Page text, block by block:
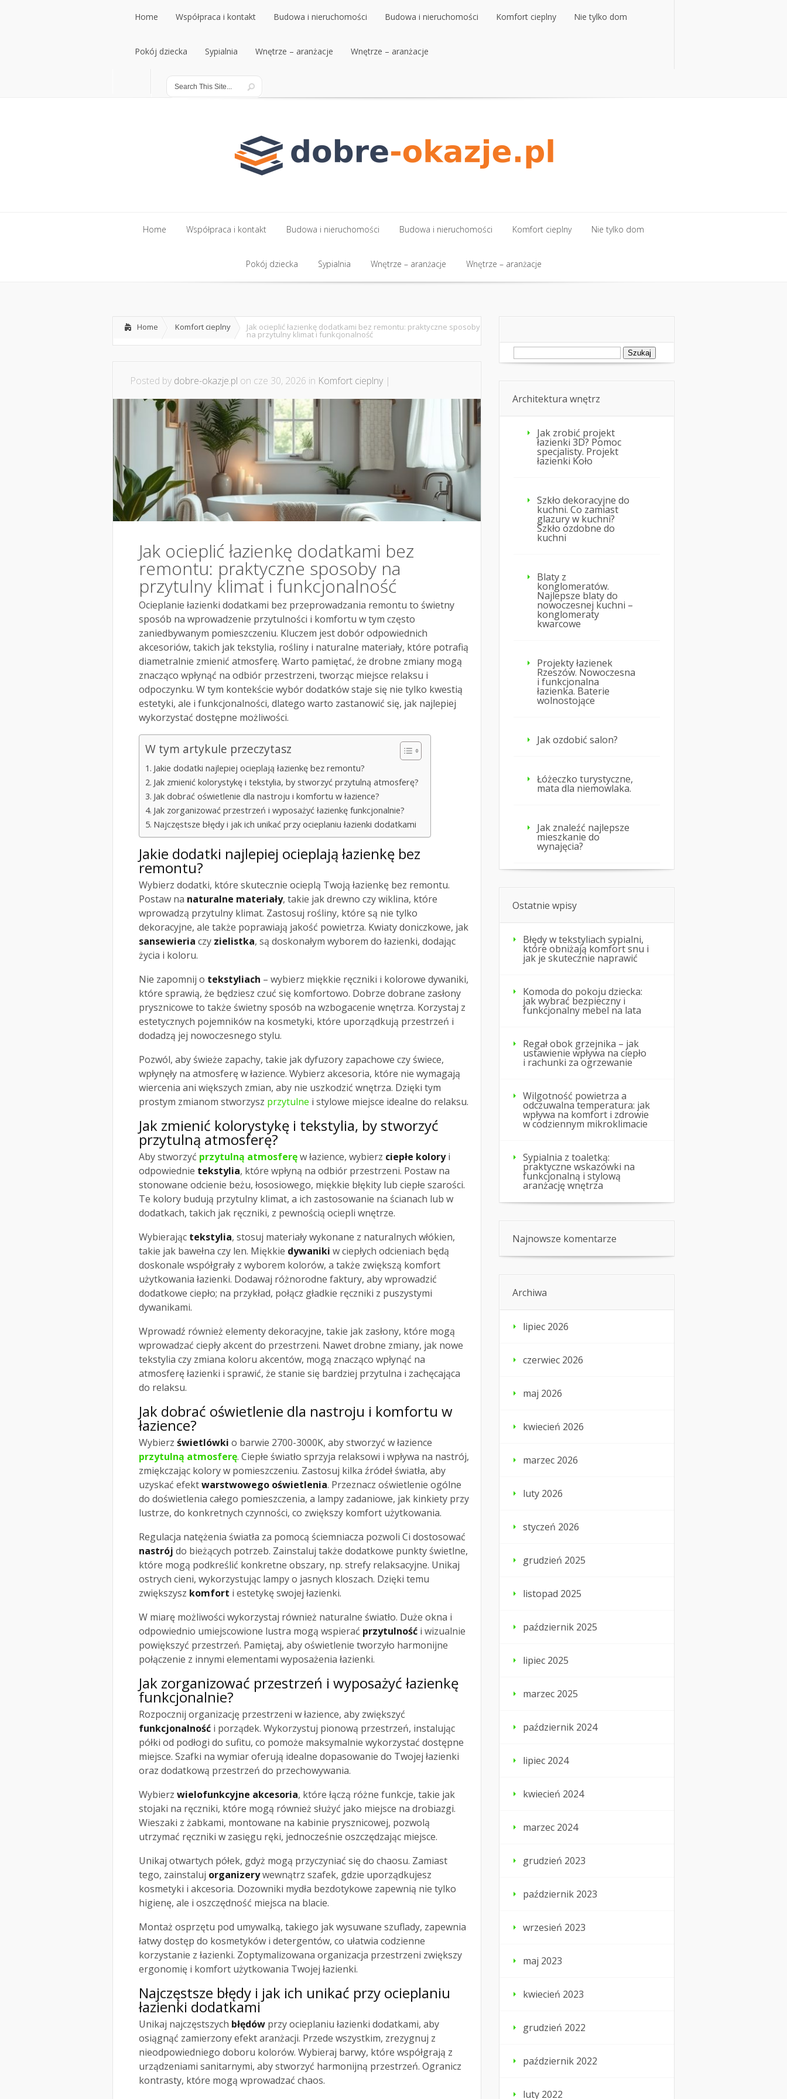
Home
Home
Współpraca i kontakt
Współpraca i kontakt
Budowa i nieruchomości
Budowa i nieruchomości
Budowa i nieruchomości
Budowa i nieruchomości
Komfort cieplny Nie tylko dom
Pokój dziecka
Pokój dziecka
Sypialnia
Sypialnia
Wnętrze – aranżacje Wnętrze – aranżacje
Home Współpraca i kontakt
Współpraca i kontakt
Budowa i nieruchomości
Budowa i nieruchomości
Budowa i nieruchomości
Budowa i nieruchomości
Komfort cieplny
Komfort cieplny
Nie tylko dom
Pokój dziecka Sypialnia Wnętrze – aranżacje Wnętrze – aranżacje
Home Komfort cieplny Jak ocieplić łazienkę dodatkami bez remontu: praktyczne sposoby
na przytulny klimat i funkcjonalność
Posted by dobre-okazje.pl on cze 30, 2026 in Komfort cieplny|
Jak ocieplić łazienkę dodatkami bez
remontu: praktyczne sposoby na
przytulny klimat i funkcjonalność
Ocieplanie łazienki dodatkami bez przeprowadzania remontu to świetny
sposób na wprowadzenie przytulności i komfortu w tym często
zaniedbywanym pomieszczeniu. Kluczem jest dobór odpowiednich
akcesoriów, takich jak tekstylia, rośliny i naturalne materiały, które potrafią
diametralnie zmienić atmosferę. Warto pamiętać, że drobne zmiany mogą
znacząco wpłynąć na odbiór przestrzeni, tworząc miejsce relaksu i
odpoczynku. W tym kontekście wybór dodatków staje się nie tylko kwestią
estetyki, ale i funkcjonalności, dlatego warto zastanowić się, jak najlepiej
wykorzystać dostępne możliwości.
W tym artykule przeczytasz
Jakie dodatki najlepiej ocieplają łazienkę bez remontu?
Jak zmienić kolorystykę i tekstylia, by stworzyć przytulną atmosferę?
Jak dobrać oświetlenie dla nastroju i komfortu w łazience?
Jak zorganizować przestrzeń i wyposażyć łazienkę funkcjonalnie?
Najczęstsze błędy i jak ich unikać przy ocieplaniu łazienki dodatkami
Jakie dodatki najlepiej ocieplają łazienkę bez
remontu?
Wybierz dodatki, które skutecznie ocieplą Twoją łazienkę bez remontu.
Postaw na naturalne materiały, takie jak drewno czy wiklina, które
wprowadzą przytulny klimat. Zastosuj rośliny, które są nie tylko
dekoracyjne, ale także poprawiają jakość powietrza. Kwiaty doniczkowe, jak
sansewieria czy zielistka, są doskonałym wyborem do łazienki, dodając
życia i koloru.
Nie zapomnij o tekstyliach – wybierz miękkie ręczniki i kolorowe dywaniki,
które sprawią, że będziesz czuć się komfortowo. Dobrze dobrane zasłony
prysznicowe to także świetny sposób na wzbogacenie wnętrza. Korzystaj z
estetycznych pojemników na kosmetyki, które uporządkują przestrzeń i
dodadzą jej nowoczesnego stylu.
Pozwól, aby świeże zapachy, takie jak dyfuzory zapachowe czy świece,
wpłynęły na atmosferę w łazience. Wybierz akcesoria, które nie wymagają
wiercenia ani większych zmian, aby nie uszkodzić wnętrza. Dzięki tym
prostym zmianom stworzysz przytulne i stylowe miejsce idealne do relaksu.
Jak zmienić kolorystykę i tekstylia, by stworzyć
przytulną atmosferę?
Aby stworzyć przytulną atmosferęw łazience, wybierz ciepłe koloryi
odpowiednie tekstylia, które wpłyną na odbiór przestrzeni. Postaw na
stonowane odcienie beżu, łososiowego, miękkie błękity lub ciepłe szarości.
Te kolory budują przytulny klimat, a ich zastosowanie na ścianach lub w
dodatkach, takich jak ręczniki, z pewnością ociepli wnętrze.
Wybierając tekstylia, stosuj materiały wykonane z naturalnych włókien,
takie jak bawełna czy len. Miękkie dywaniki w ciepłych odcieniach będą
doskonale współgrały z wyborem kolorów, a także zwiększą komfort
użytkowania łazienki. Dodawaj różnorodne faktury, aby wprowadzić
dodatkowe ciepło; na przykład, połącz gładkie ręczniki z puszystymi
dywanikami.
Wprowadź również elementy dekoracyjne, takie jak zasłony, które mogą
wprowadzać ciepły akcent do przestrzeni. Nawet drobne zmiany, jak nowe
tekstylia czy zmiana koloru akcentów, mogą znacząco wpłynąć na
atmosferę łazienki i sprawić, że stanie się bardziej przytulna i zachęcająca
do relaksu.
Jak dobrać oświetlenie dla nastroju i komfortu w
łazience?
Wybierz świetlówki o barwie 2700-3000K, aby stworzyć w łazience
przytulną atmosferę. Ciepłe światło sprzyja relaksowi i wpływa na nastrój,
zmiękczając kolory w pomieszczeniu. Zastosuj kilka źródeł światła, aby
uzyskać efektwarstwowego oświetlenia. Przeznacz oświetlenie ogólne
do doświetlenia całego pomieszczenia, a lampy zadaniowe, jak kinkiety przy
lustrze, do konkretnych czynności, co zwiększy komfort użytkowania.
Regulacja natężenia światła za pomocą ściemniacza pozwoli Ci dostosować
nastrój do bieżących potrzeb. Zainstaluj także dodatkowe punkty świetlne,
które mogą podkreślić konkretne obszary, np. strefy relaksacyjne. Unikaj
ostrych cieni, wykorzystując lampy o jasnych kloszach. Dzięki temu
zwiększysz komfort i estetykę swojej łazienki.
W miarę możliwości wykorzystaj również naturalne światło. Duże okna i
odpowiednio umiejscowione lustra mogą wspierać przytulność i wizualnie
powiększyć przestrzeń. Pamiętaj, aby oświetlenie tworzyło harmonijne
połączenie z innymi elementami wyposażenia łazienki.
Jak zorganizować przestrzeń i wyposażyć łazienkę
funkcjonalnie?
Rozpocznij organizację przestrzeni w łazience, aby zwiększyć
funkcjonalność i porządek. Wykorzystuj pionową przestrzeń, instalując
półki od podłogi do sufitu, co pomoże maksymalnie wykorzystać dostępne
miejsce. Szafki na wymiar oferują idealne dopasowanie do Twojej łazienki
oraz dodatkową przestrzeń do przechowywania.
Wybierz wielofunkcyjne akcesoria, które łączą różne funkcje, takie jak
stojaki na ręczniki, które mogą również służyć jako miejsce na drobiazgi.
Wieszaki z żabkami, montowane na kabinie prysznicowej, pozwolą
utrzymać ręczniki w zasięgu ręki, jednocześnie oszczędzając miejsce.
Unikaj otwartych półek, gdyż mogą przyczyniać się do chaosu. Zamiast
tego, zainstaluj organizerywewnątrz szafek, gdzie uporządkujesz
kosmetyki i akcesoria. Dozowniki mydła bezdotykowe zapewnią nie tylko
higienę, ale i oszczędność miejsca na blacie.
Montaż osprzętu pod umywalką, takiego jak wysuwane szuflady, zapewnia
łatwy dostęp do kosmetyków i detergentów, co ułatwia codzienne
korzystanie z łazienki. Zoptymalizowana organizacja przestrzeni zwiększy
ergonomię i komfort użytkowania Twojej łazienki.
Najczęstsze błędy i jak ich unikać przy ocieplaniu
łazienki dodatkami
Unikaj najczęstszych błędów przy ocieplaniu łazienki dodatkami, aby
osiągnąć zamierzony efekt aranżacji. Przede wszystkim, zrezygnuj z
nieodpowiedniego doboru kolorów. Wybieraj barwy, które współgrają z
urządzeniami sanitarnymi, aby stworzyć harmonijną przestrzeń. Ogranicz
kontrasty, które mogą wprowadzać chaos.
Szukaj:
Architektura wnętrz
Jak zrobić projekt
łazienki 3D? Pomoc
specjalisty. Projekt
łazienki Koło
Szkło dekoracyjne do
kuchni. Co zamiast
glazury w kuchni?
Szkło ozdobne do
kuchni
Blaty z
konglomeratów.
Najlepsze blaty do
nowoczesnej kuchni –
konglomeraty
kwarcowe
Projekty łazienek
Rzeszów. Nowoczesna
i funkcjonalna
łazienka. Baterie
wolnostojące
Jak ozdobić salon?
Łóżeczko turystyczne,
mata dla niemowlaka.
Jak znaleźć najlepsze
mieszkanie do
wynajęcia?
Ostatnie wpisy
Błędy w tekstyliach sypialni,
które obniżają komfort snu i
jak je skutecznie naprawić
Komoda do pokoju dziecka:
jak wybrać bezpieczny i
funkcjonalny mebel na lata
Regał obok grzejnika – jak
ustawienie wpływa na ciepło
i rachunki za ogrzewanie
Wilgotność powietrza a
odczuwalna temperatura: jak
wpływa na komfort i zdrowie
w codziennym mikroklimacie
Sypialnia z toaletką:
praktyczne wskazówki na
funkcjonalną i stylową
aranżację wnętrza
Najnowsze komentarze
Archiwa
lipiec 2026
czerwiec 2026
maj 2026
kwiecień 2026
marzec 2026
luty 2026
styczeń 2026
grudzień 2025
listopad 2025
październik 2025
lipiec 2025
marzec 2025
październik 2024
lipiec 2024
kwiecień 2024
marzec 2024
grudzień 2023
październik 2023
wrzesień 2023
maj 2023
kwiecień 2023
grudzień 2022
październik 2022
luty 2022